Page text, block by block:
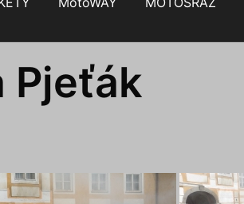
Pjeťák